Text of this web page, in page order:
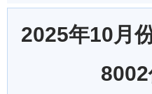
2025年10月